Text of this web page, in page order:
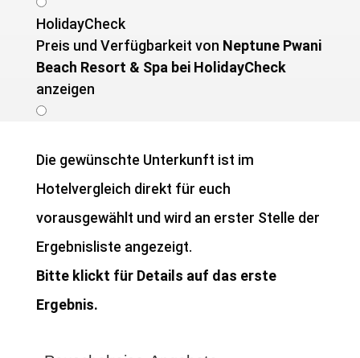
HolidayCheck
Preis und Verfügbarkeit von ­ Neptune Pwani
Beach Resort & Spa bei HolidayCheck
anzeigen
Die gewünschte Unterkunft ist im
Hotelvergleich direkt für euch
vorausgewählt und wird an erster Stelle der
Ergebnisliste angezeigt.
Bitte klickt für Details auf das erste
Ergebnis.